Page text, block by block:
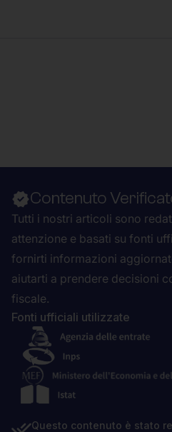
Contenuto
Tutti i nostri articoli sono
attenzione e basati su fonti
fornirti informazioni
aiutarti a prendere decisioni
fiscale.
Fonti ufficiali utilizzate
Questo contenuto è stato